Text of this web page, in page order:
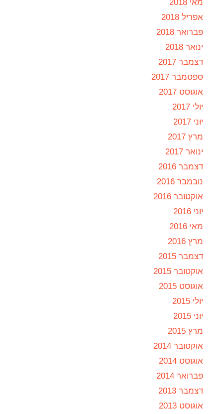
מאי 2018
אפריל 2018
פברואר 2018
ינואר 2018
דצמבר 2017
ספטמבר 2017
אוגוסט 2017
יולי 2017
יוני 2017
מרץ 2017
ינואר 2017
דצמבר 2016
נובמבר 2016
אוקטובר 2016
יוני 2016
מאי 2016
מרץ 2016
דצמבר 2015
אוקטובר 2015
אוגוסט 2015
יולי 2015
יוני 2015
מרץ 2015
אוקטובר 2014
אוגוסט 2014
פברואר 2014
דצמבר 2013
אוגוסט 2013